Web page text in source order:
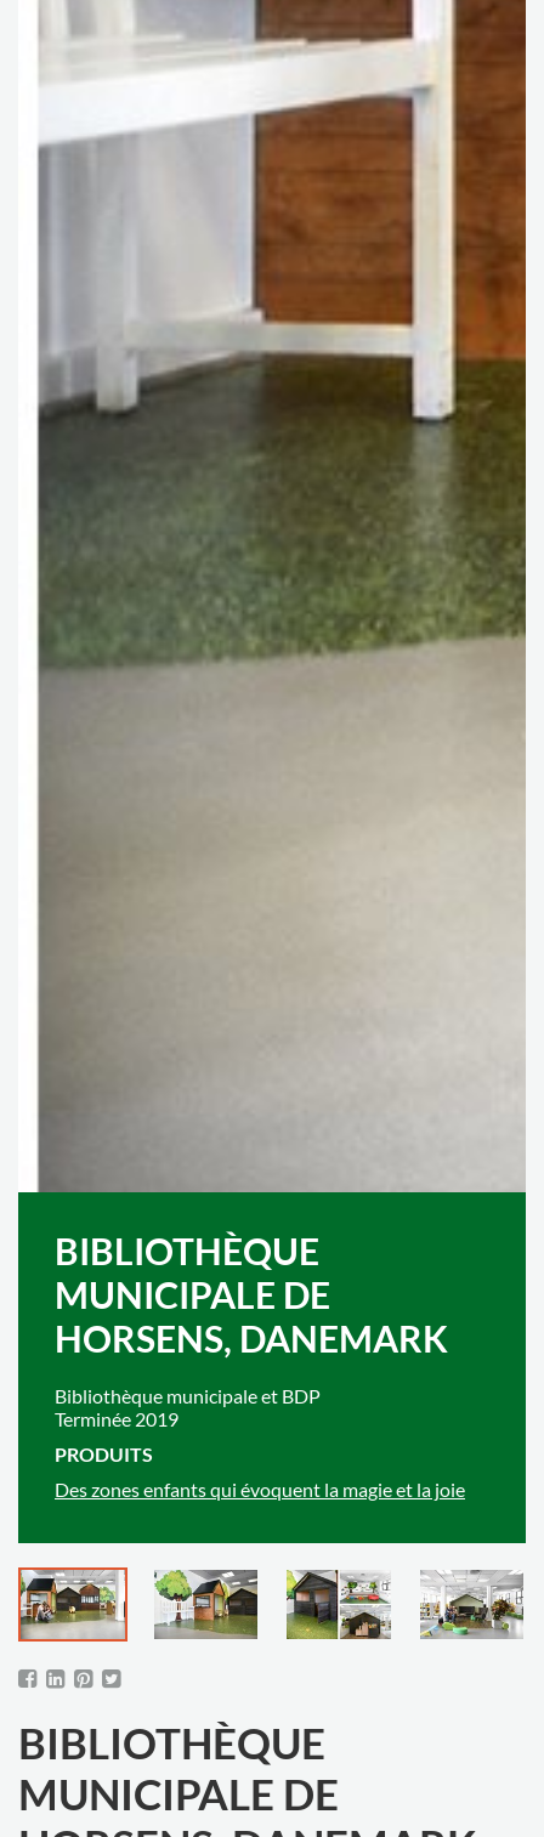
BIBLIOTHÈQUE
MUNICIPALE DE
HORSENS, DANEMARK
Bibliothèque municipale et BDP
Terminée 2019
PRODUITS
Des zones enfants qui évoquent la magie et la joie
BIBLIOTHÈQUE
MUNICIPALE DE